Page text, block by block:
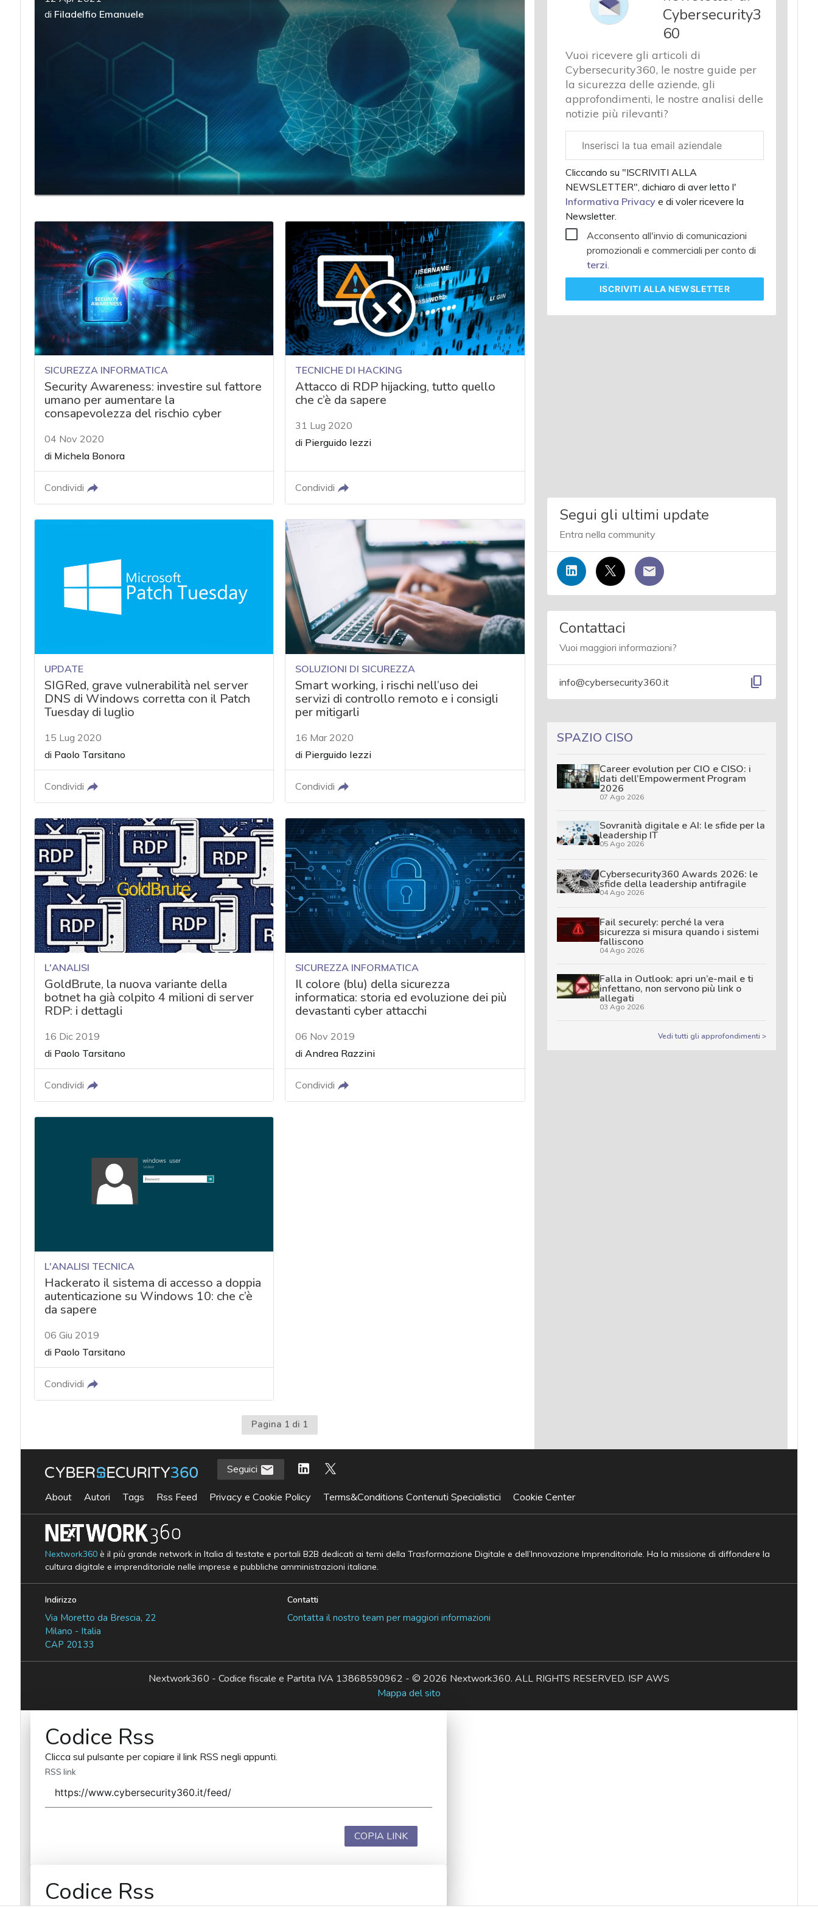
di Filadelfio Emanuele
SICUREZZA INFORMATICA
Security Awareness: investire sul fattore
umano per aumentare la
consapevolezza del rischio cyber
04 Nov 2020
di Michela Bonora
Condividi
TECNICHE DI HACKING
Attacco di RDP hijacking, tutto quello
che c’è da sapere
31 Lug 2020
di Pierguido Iezzi
Condividi
UPDATE
SIGRed, grave vulnerabilità nel server
DNS di Windows corretta con il Patch
Tuesday di luglio
15 Lug 2020
di Paolo Tarsitano
Condividi
SOLUZIONI DI SICUREZZA
Smart working, i rischi nell’uso dei
servizi di controllo remoto e i consigli
per mitigarli
16 Mar 2020
di Pierguido Iezzi
Condividi
L'ANALISI
GoldBrute, la nuova variante della
botnet ha già colpito 4 milioni di server
RDP: i dettagli
16 Dic 2019
di Paolo Tarsitano
Condividi
SICUREZZA INFORMATICA
Il colore (blu) della sicurezza
informatica: storia ed evoluzione dei più
devastanti cyber attacchi
06 Nov 2019
diAndrea Razzini
Condividi
L'ANALISI TECNICA
Hackerato il sistema di accesso a doppia
autenticazione su Windows 10: che c’è
da sapere
06 Giu 2019
di Paolo Tarsitano
Condividi
Pagina 1 di 1
Cybersecurity3
60
Vuoi ricevere gli articoli di
Cybersecurity360, le nostre guide per
la sicurezza delle aziende, gli
approfondimenti, le nostre analisi delle
notizie più rilevanti?
aziendale
Cliccando su "ISCRIVITI ALLA
NEWSLETTER", dichiaro di aver letto l'
Informativa Privacy e di voler ricevere la
Newsletter.
Acconsento all'invio di comunicazioni
promozionali e commerciali per conto di
terzi.
ISCRIVITI ALLA NEWSLETTER
Segui gli ultimi update
Entra nella community
Contattaci
Vuoi maggiori informazioni?
info@cybersecurity360.it content_copy
SPAZIO CISO
Career evolution per CIO e CISO: i
dati dell’Empowerment Program
2026
07 Ago 2026
Sovranità digitale e AI: le sfide per la
leadership IT
05 Ago 2026
Cybersecurity360 Awards 2026: le
sfide della leadership antifragile
04 Ago 2026
Fail securely: perché la vera
sicurezza si misura quando i sistemi
falliscono
04 Ago 2026
Falla in Outlook: apri un’e-mail e ti
infettano, non servono più link o
allegati
03 Ago 2026
Vedi tutti gli approfondimenti >
Seguici
About Autori Tags Rss Feed Privacy e Cookie Policy Terms&Conditions Contenuti Specialistici Cookie Center
Nextwork360è il più grande network in Italia di testate e portali B2B dedicati ai temi della Trasformazione Digitale e dell’Innovazione Imprenditoriale. Ha la missione di diffondere la
cultura digitale e imprenditoriale nelle imprese e pubbliche amministrazioni italiane.
Indirizzo
Via Moretto da Brescia, 22
Milano - Italia
CAP 20133
Contatti
Contatta il nostro team per maggiori informazioni
Nextwork360 - Codice fiscale e Partita IVA 13868590962 - © 2026 Nextwork360. ALL RIGHTS RESERVED. ISP AWS
Mappa del sito
Codice Rss
Clicca sul pulsante per copiare il link RSS negli appunti.
RSS link
COPIA LINK
Codice Rss